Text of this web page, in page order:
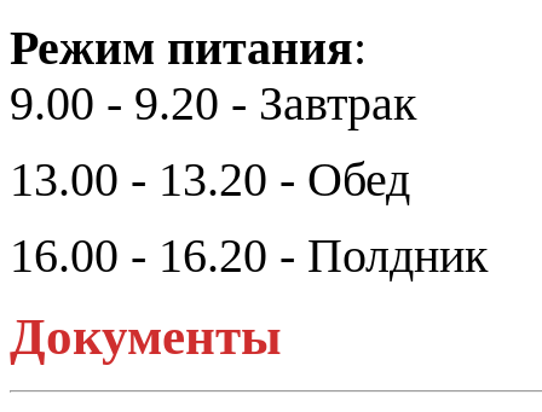
Режим питания:
9.00 - 9.20 - Завтрак
13.00 - 13.20 - Обед
16.00 - 16.20 - Полдник
Документы